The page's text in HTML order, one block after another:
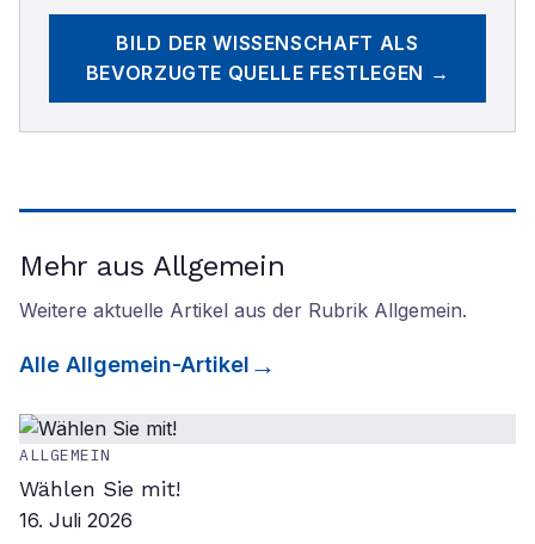
BILD DER WISSENSCHAFT ALS
BEVORZUGTE QUELLE FESTLEGEN →
Mehr aus Allgemein
Weitere aktuelle Artikel aus der Rubrik Allgemein.
Alle Allgemein-Artikel
ALLGEMEIN
Wählen Sie mit!
16. Juli 2026